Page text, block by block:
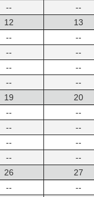
--
--
12
--
--
--
--
13
--
--
--
--
19
--
--
--
--
20
--
--
--
--
26
--
27
--